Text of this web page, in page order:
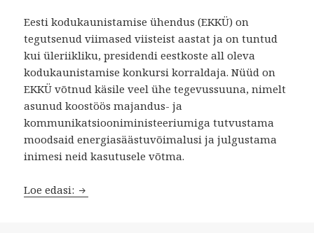
Eesti kodukaunistamise ühendus (EKKÜ) on
tegutsenud viimased viisteist aastat ja on tuntud
kui üleriikliku, presidendi eestkoste all oleva
kodukaunistamise konkursi korraldaja. Nüüd on
EKKÜ võtnud käsile veel ühe tegevussuuna, nimelt
asunud koostöös majandus- ja
kommunikatsiooniministeeriumiga tutvustama
moodsaid energiasäästuvõimalusi ja julgustama
inimesi neid kasutusele võtma.
Loe edasi: Pressiteade